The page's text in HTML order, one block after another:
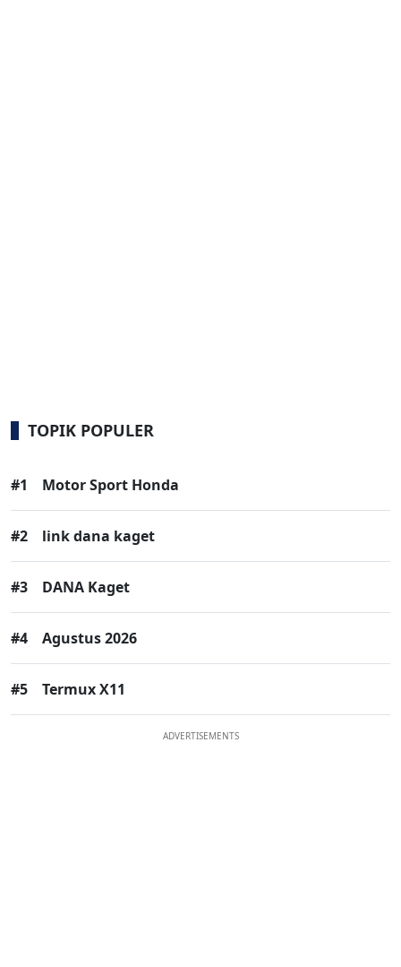
TOPIK POPULER
#1 Motor Sport Honda
#2 link dana kaget
#3 DANA Kaget
#4 Agustus 2026
#5 Termux X11
ADVERTISEMENTS